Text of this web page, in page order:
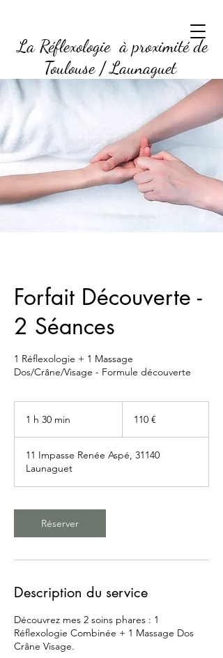
La Réflexologie à proximité de
Toulouse / Launaguet
Forfait Découverte -
2 Séances
1 Réflexologie + 1 Massage
Dos/Crâne/Visage - Formule découverte
1 h 30 min
m
i
n
110 €
11 Impasse Renée Aspé, 31140
Launaguet
Réserver
Description du service
Découvrez mes 2 soins phares : 1
Réflexologie Combinée + 1 Massage Dos
Crâne Visage.